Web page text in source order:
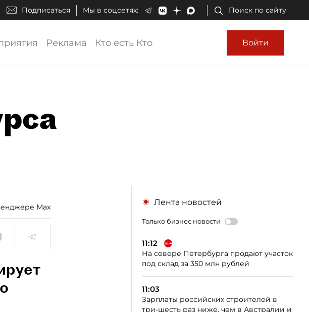
Подписаться Мы в соцсетях: Поиск по сайту
Реклама Кто есть Кто Войти
Max Лента новостей
Только бизнес новости
11:12
На севере Петербурга продают участок
под склад за 350 млн рублей
11:03
Зарплаты российских строителей в
три-шесть раз ниже, чем в Австралии и